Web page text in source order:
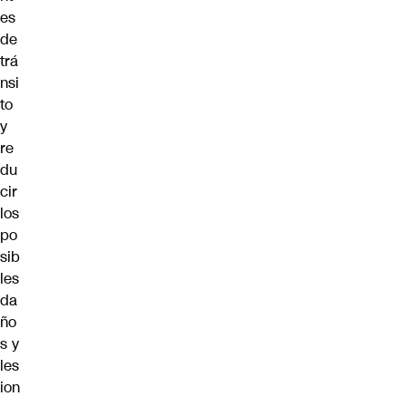
es
de
trá
nsi
to
y
re
du
cir
los
po
sib
les
da
ño
s y
les
ion